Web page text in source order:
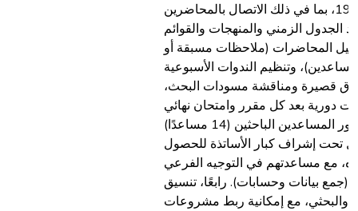
بدءًا من يناير 1963، بما في ذلك الاتصال بالمحاضرين
الجدول الزمني والمنهجات والقوائم
المحاضرات (ملاحظات مسبقة أو
وتنظيم الندوات الأسبوعية
قصيرة ومناقشة مسودات البحث،
دورية بعد كل مقرر وامتحان نهائي
في ثلاث أوراق. ثالثًا، دور المساعدين الباحثين (14 مساعدًا)
تحت إشراف كبار الأساتذة للحصول
مع مساعدتهم في التوجيه الفرعي
(جمع بيانات وحسابات). رابعًا، تنسيق
والبحثي، مع إمكانية ربط مشروعات